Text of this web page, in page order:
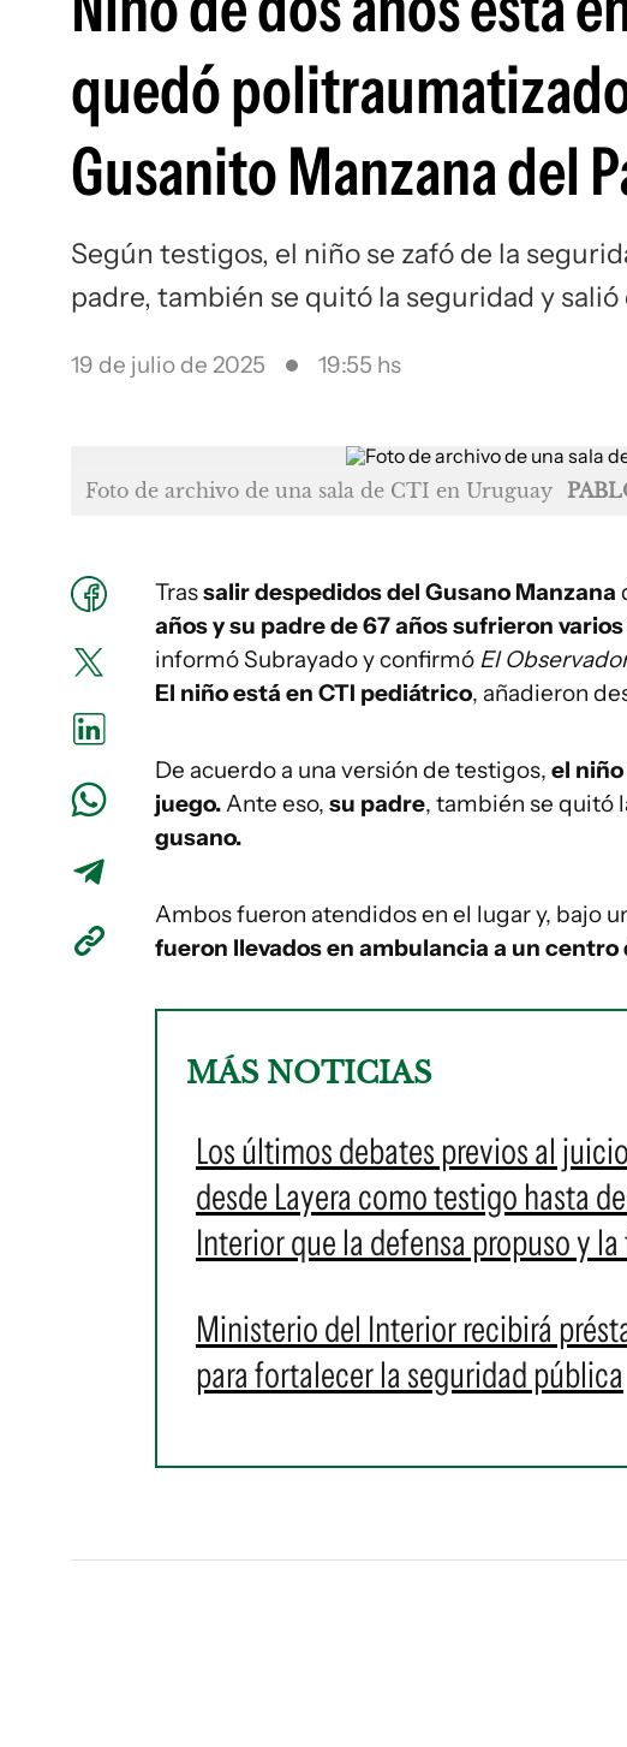
quedó
Gusanito Manzana del
Según testigos, el niño se zafó de la
padre, también se quitó la seguridad y
19 de julio de 2025 19:55 hs
Foto de archivo de una sala de CTI en Uruguay
Trassalir despedidos del Gusano Manzana
años y su padre de 67 años sufrieron
informó Subrayado y confirmó El
El niño está en CTI pediátrico, añadieron
De acuerdo a una versión de testigos, el
juego.Ante eso, su padre, también se quitó
gusano.
Ambos fueron atendidos en el lugar y, bajo
fueron llevados en ambulancia a un centro
MÁS NOTICIAS
Los últimos debates previos al
desde Layera como testigo hasta
Interior que la defensa propuso y
Ministerio del Interior recibirá
para fortalecer la seguridad pública